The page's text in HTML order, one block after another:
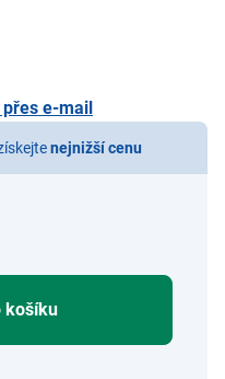
e-mail
nejnižší cenu
košíku